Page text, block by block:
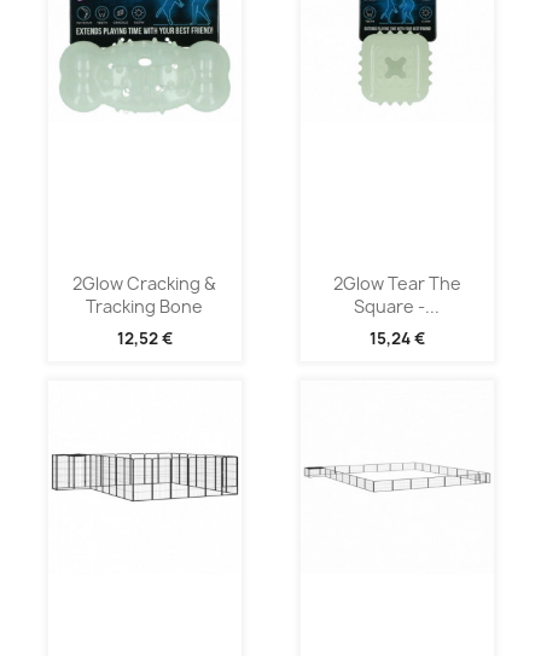
2Glow Cracking &
Tracking Bone
12,52 €
2Glow Tear The
Square -...
15,24 €